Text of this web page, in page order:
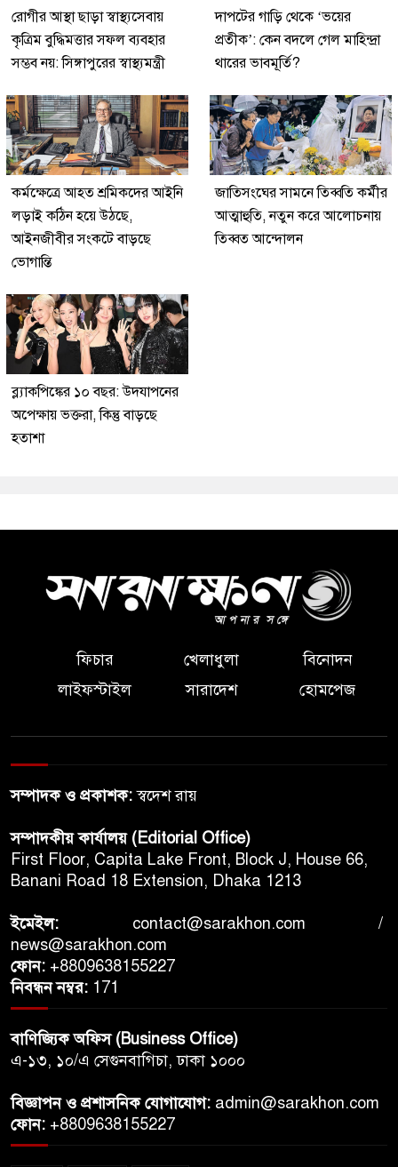
রোগীর আস্থা ছাড়া স্বাস্থ্যসেবায়
কৃত্রিম বুদ্ধিমত্তার সফল ব্যবহার
সম্ভব নয়: সিঙ্গাপুরের স্বাস্থ্যমন্ত্রী
দাপটের গাড়ি থেকে ‘ভয়ের
প্রতীক’: কেন বদলে গেল মাহিন্দ্রা
থারের ভাবমূর্তি?
কর্মক্ষেত্রে আহত শ্রমিকদের আইনি
লড়াই কঠিন হয়ে উঠছে,
আইনজীবীর সংকটে বাড়ছে
ভোগান্তি
জাতিসংঘের সামনে তিব্বতি কর্মীর
আত্মাহুতি, নতুন করে আলোচনায়
তিব্বত আন্দোলন
ব্ল্যাকপিঙ্কের ১০ বছর: উদযাপনের
অপেক্ষায় ভক্তরা, কিন্তু বাড়ছে
হতাশা
ফিচার খেলাধুলা
বিনোদন
লাইফস্টাইল
সারাদেশ হোমপেজ
সম্পাদক ও প্রকাশক:স্বদেশ রায়
সম্পাদকীয় কার্যালয় (Editorial Office)
First Floor, Capita Lake Front, Block J, House 66,
Banani Road 18 Extension, Dhaka 1213
ইমেইল: contact@sarakhon.com /
news@sarakhon.com
ফোন: +8809638155227
নিবন্ধন নম্বর: 171
বাণিজ্যিক অফিস (Business Office)
এ-১৩, ১০/এ সেগুনবাগিচা, ঢাকা ১০০০
বিজ্ঞাপন ও প্রশাসনিক যোগাযোগ: admin@sarakhon.com
ফোন: +8809638155227